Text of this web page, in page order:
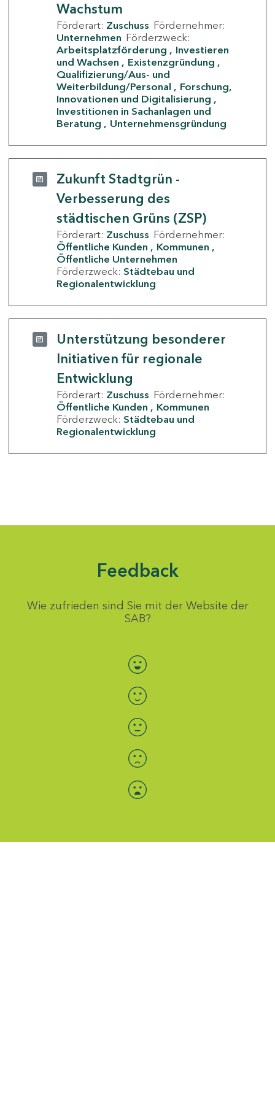
Wachstum
Förderart: Zuschuss Fördernehmer:
Unternehmen Förderzweck:
Arbeitsplatzförderung
Investieren
und Wachsen
Existenzgründung
Qualifizierung/Aus- und
Weiterbildung/Personal
Forschung,
Innovationen und Digitalisierung
Investitionen in Sachanlagen und
Beratung
Unternehmensgründung
Zukunft Stadtgrün -
Verbesserung des
städtischen Grüns (ZSP)
Förderart: Zuschuss Fördernehmer:
Öffentliche Kunden
Kommunen
Öffentliche Unternehmen
Förderzweck: Städtebau und
Regionalentwicklung
Unterstützung besonderer
Initiativen für regionale
Entwicklung
Förderart: Zuschuss Fördernehmer:
Öffentliche Kunden
Kommunen
Förderzweck: Städtebau und
Regionalentwicklung
Feedback
Wie zufrieden sind Sie mit der Website der
SAB?
Bewertung auswählen